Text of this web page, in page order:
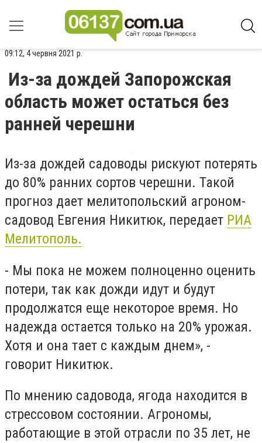
09:12, 4 червня 2021 р.
Из-за дождей Запорожская
область может остаться без
ранней черешни
Из-за дождей садоводы рискуют потерять
до 80% ранних сортов черешни. Такой
прогноз дает мелитопольский агроном-
садовод Евгения Никитюк, передает РИА
Мелитополь.
- Мы пока не можем полноценно оценить
потери, так как дожди идут и будут
продолжатся еще некоторое время. Но
надежда остается только на 20% урожая.
Хотя и она тает с каждым днем», -
говорит Никитюк.
По мнению садовода, ягода находится в
стрессовом состоянии. Агрономы,
работающие в этой отрасли по 35 лет, не